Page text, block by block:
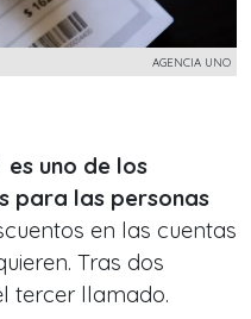
AGENCIA UNO
es uno de los
para las personas
en las cuentas
Tras dos
tercer llamado.